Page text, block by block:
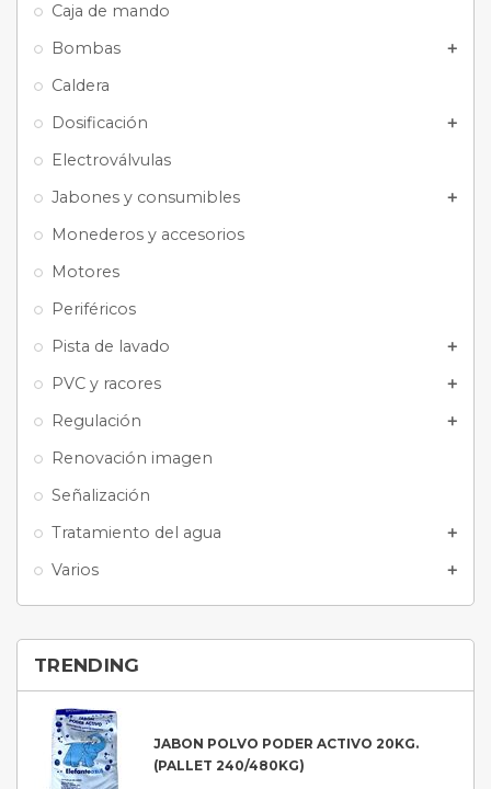
Caja de mando
Bombas
add
Caldera
Dosificación
add
Electroválvulas
Jabones y consumibles
add
Monederos y accesorios
Motores
Periféricos
Pista de lavado
add
PVC y racores add
Regulación add
Renovación imagen
Señalización
Tratamiento del agua
add
Varios add
TRENDING
JABON POLVO PODER ACTIVO 20KG.
(PALLET 240/480KG)